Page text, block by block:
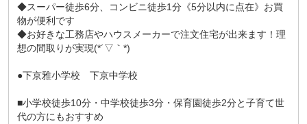
◆スーパー徒歩6分、コンビニ徒歩1分《5分以内に点在》お買
物が便利です
◆お好きな工務店やハウスメーカーで注文住宅が出来ます！理
想の間取りが実現(*´▽｀*)
●下京雅小学校 下京中学校
■小学校徒歩10分・中学校徒歩3分・保育園徒歩2分と子育て世
代の方にもおすすめ